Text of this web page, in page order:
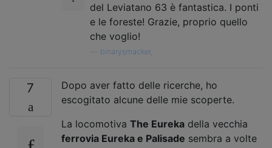
del Leviatano 63 è fantastica. I ponti
e le foreste! Grazie, proprio quello
che voglio!
binarysmacker,
7
Dopo aver fatto delle ricerche, ho
escogitato alcune delle mie scoperte.
La locomotiva The Eureka della vecchia
ferrovia Eureka e Palisade sembra a volte